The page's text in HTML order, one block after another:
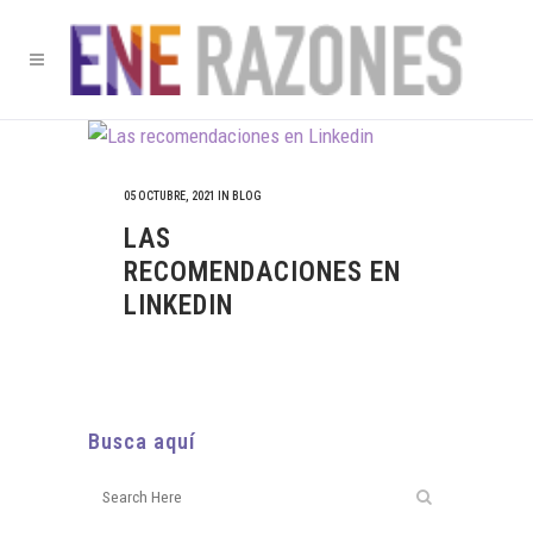
05 OCTUBRE, 2021 IN BLOG
LAS
RECOMENDACIONES EN
LINKEDIN
Busca aquí